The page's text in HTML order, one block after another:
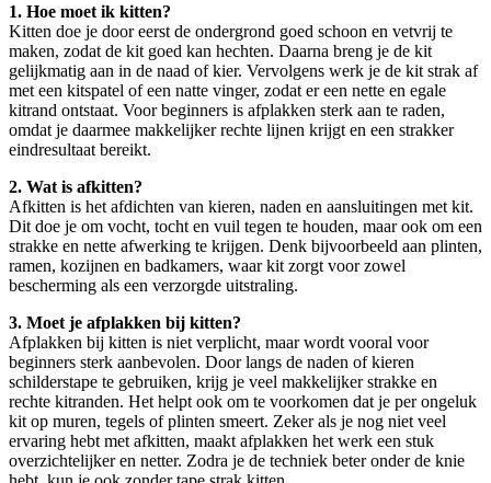
1. Hoe moet ik kitten?
Kitten doe je door eerst de ondergrond goed schoon en vetvrij te
maken, zodat de kit goed kan hechten. Daarna breng je de kit
gelijkmatig aan in de naad of kier. Vervolgens werk je de kit strak af
met een kitspatel of een natte vinger, zodat er een nette en egale
kitrand ontstaat. Voor beginners is afplakken sterk aan te raden,
omdat je daarmee makkelijker rechte lijnen krijgt en een strakker
eindresultaat bereikt.
2. Wat is afkitten?
Afkitten is het afdichten van kieren, naden en aansluitingen met kit.
Dit doe je om vocht, tocht en vuil tegen te houden, maar ook om een
strakke en nette afwerking te krijgen. Denk bijvoorbeeld aan plinten,
ramen, kozijnen en badkamers, waar kit zorgt voor zowel
bescherming als een verzorgde uitstraling.
3. Moet je afplakken bij kitten?
Afplakken bij kitten is niet verplicht, maar wordt vooral voor
beginners sterk aanbevolen. Door langs de naden of kieren
schilderstape te gebruiken, krijg je veel makkelijker strakke en
rechte kitranden. Het helpt ook om te voorkomen dat je per ongeluk
kit op muren, tegels of plinten smeert. Zeker als je nog niet veel
ervaring hebt met afkitten, maakt afplakken het werk een stuk
overzichtelijker en netter. Zodra je de techniek beter onder de knie